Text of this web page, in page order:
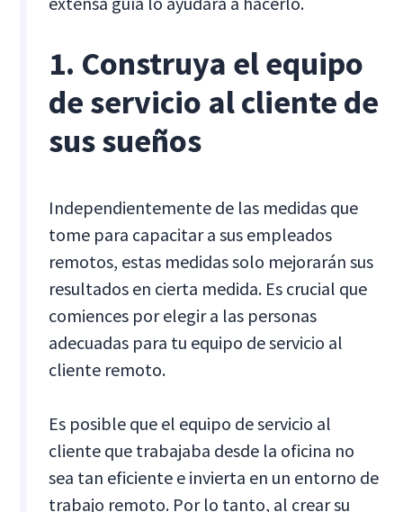
1. Construya el equipo
de servicio al cliente de
sus sueños
Independientemente de las medidas que
tome para capacitar a sus empleados
remotos, estas medidas solo mejorarán sus
resultados en cierta medida. Es crucial que
comiences por elegir a las personas
adecuadas para tu equipo de servicio al
cliente remoto.
Es posible que el equipo de servicio al
cliente que trabajaba desde la oficina no
sea tan eficiente e invierta en un entorno de
trabajo remoto. Por lo tanto, al crear su